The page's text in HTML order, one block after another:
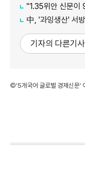
"1.35위안 신문이
中, '과잉생산' 서방
기자의 다른기사
©'5개국어 글로벌 경제신문'